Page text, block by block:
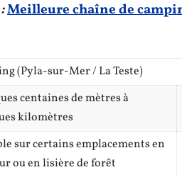
Meilleure chaîne de
(Pyla-sur-Mer / La Teste)
centaines de mètres à
kilomètres
sur certains emplacements en
ou en lisière de forêt